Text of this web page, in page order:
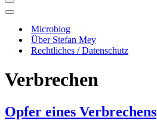
Navigationsmenü
Navigationsmenü
Microblog
Über Stefan Mey
Rechtliches / Datenschutz
Verbrechen
Opfer eines Verbrechens